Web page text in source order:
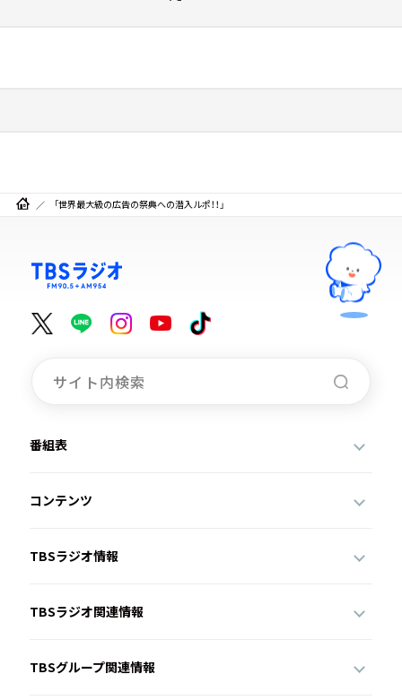
「世界最大級の広告の祭典への潜入ルポ！！」
番組表
コンテンツ
TBSラジオ情報
TBSラジオ関連情報
TBSグループ関連情報